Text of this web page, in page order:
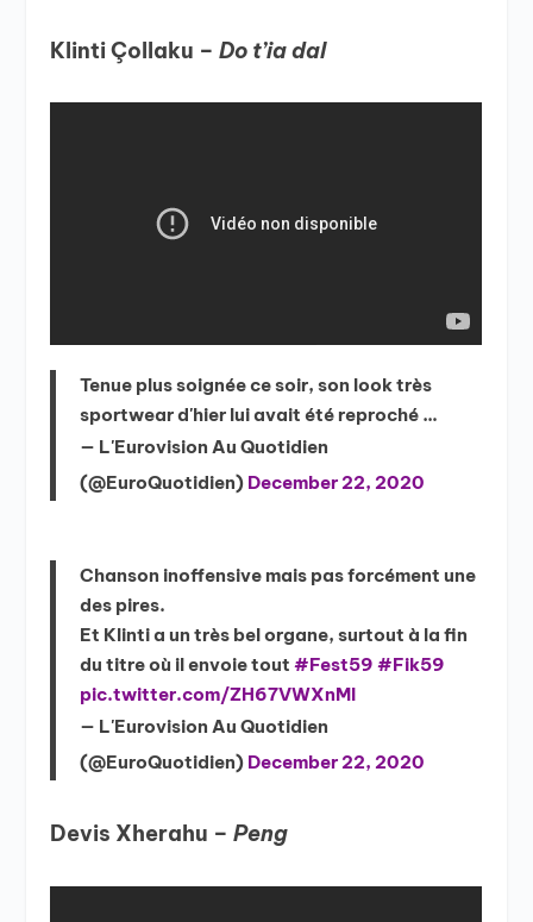
Klinti Çollaku –Do t’ia dal
Tenue plus soignée ce soir, son look très
sportwear d'hier lui avait été reproché …
— L'Eurovision Au Quotidien
(@EuroQuotidien) December 22, 2020
Chanson inoffensive mais pas forcément une
des pires.
Et Klinti a un très bel organe, surtout à la fin
du titre où il envoie tout#Fest59 #Fik59
pic.twitter.com/ZH67VWXnMI
— L'Eurovision Au Quotidien
(@EuroQuotidien) December 22, 2020
Devis Xherahu –Peng